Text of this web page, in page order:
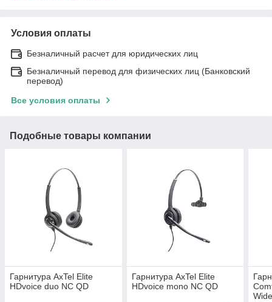
Условия оплаты
Безналичный расчет для юридических лиц
Безналичный перевод для физических лиц (Банковский
перевод)
Все условия оплаты
Подобные товары компании
Гарнитура AxTel Elite
HDvoice duo NC QD
Гарнитура AxTel Elite
HDvoice mono NC QD